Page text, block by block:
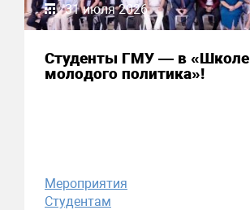
31 июля 2026
Студенты ГМУ — в «Школе
молодого политика»!
Мероприятия
Студентам